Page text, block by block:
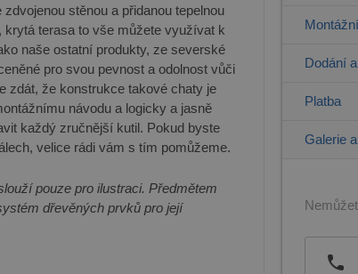
stěnou a přidanou tepelnou
terasa to vše můžete využívat k
naše ostatní produkty, ze severské
pro svou pevnost a odolnost vůči
zdát, že konstrukce takové chaty je
návodu a logicky a jasně
každý zručnější kutil. Pokud byste
velice rádi vám s tím pomůžeme.
pouze pro ilustraci. Předmětem
dřevěných prvků pro její
Dodání
Platba
Galerie